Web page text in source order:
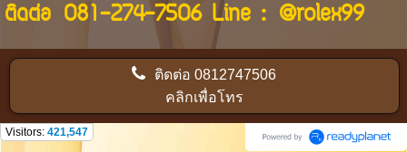
ติดต่อ 081-274-7506Line : @rolex99
ติดต่อ0812747506
คลิกเพื่อโทร
Visitors: 421,547